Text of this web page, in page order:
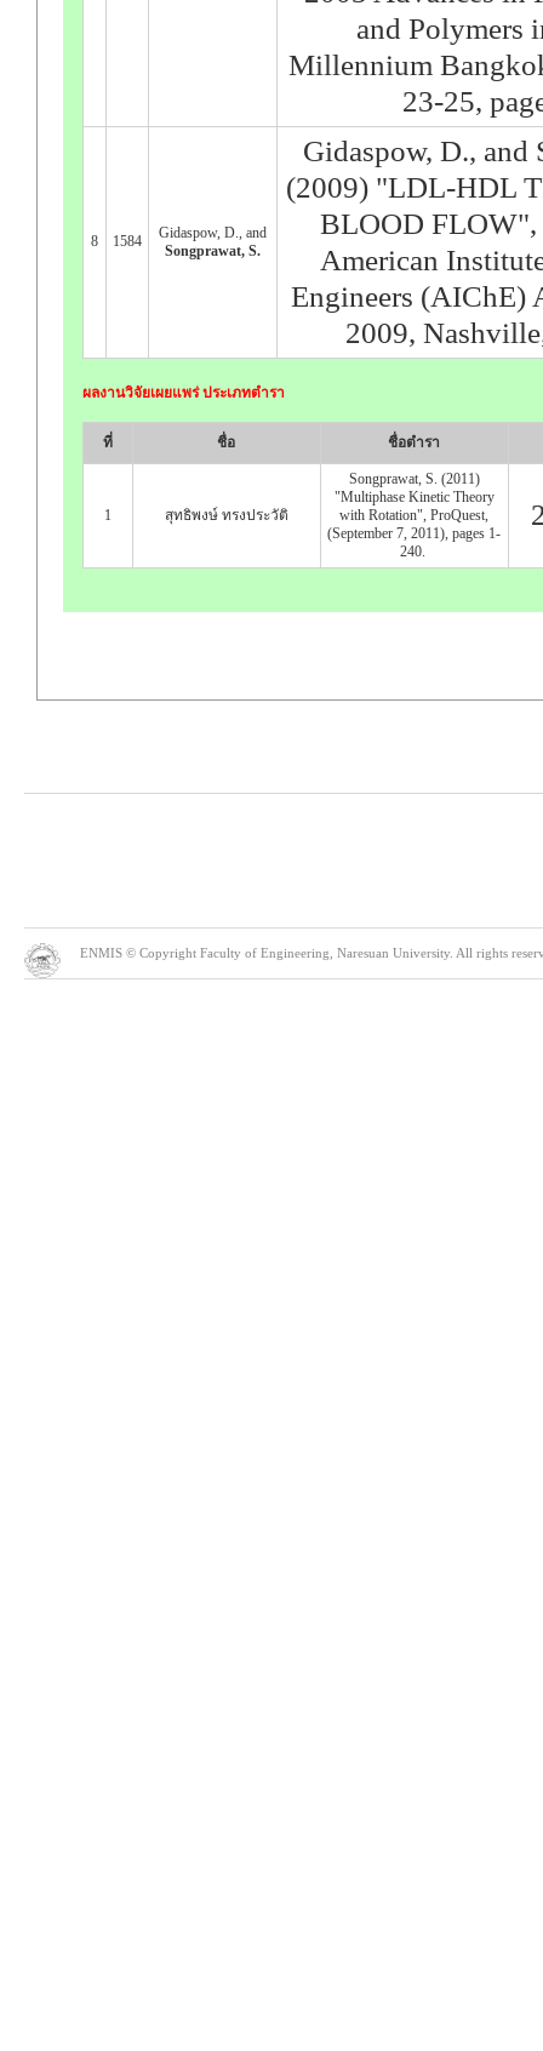
and Polymers
Millennium
23-25,
8 1584
Gidaspow, D., and
Songprawat, S.
Gidaspow, D., and
(2009) "LDL-HDL
BLOOD FLOW",
American
Engineers (AIChE)
2009,
ผลงานวิจัยเผยแพร่ ประเภทตำรา
ที่ ชื่อ ชื่อตำรา
1 สุทธิพงษ์ ทรงประวัติ
Songprawat, S. (2011)
"Multiphase Kinetic Theory
with Rotation", ProQuest,
(September 7, 2011), pages 1-
240.
ENMIS © Copyright Faculty of Engineering, Naresuan University. All rights